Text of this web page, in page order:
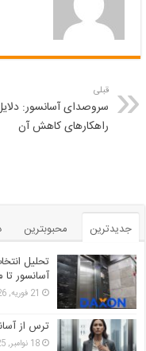
قبلی
سروصدای آسانسور:
راهکارهای کاهش آن
جدیدترین محبوبترین
تحلیل
آسانسور
21 فوریه, 2026
ترس از
18 نوامبر, 2025